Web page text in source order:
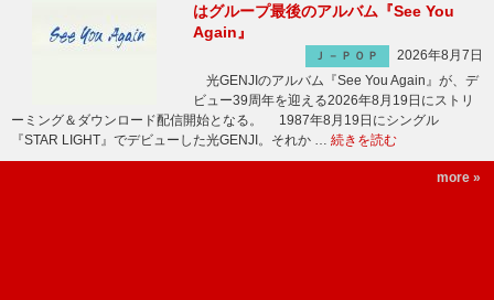
はグループ最後のアルバム『See You
Again』
Ｊ－ＰＯＰ
2026年8月7日
光GENJIのアルバム『See You Again』が、デ
ビュー39周年を迎える2026年8月19日にストリ
ーミング＆ダウンロード配信開始となる。 1987年8月19日にシングル
『STAR LIGHT』でデビューした光GENJI。それか … 続きを読む
more »